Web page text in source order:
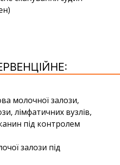
молочної залози,
лімфатичних вузлів,
під контролем
залози під